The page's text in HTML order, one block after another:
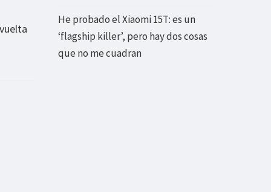
He probado el Xiaomi 15T: es un
‘flagship killer’, pero hay dos cosas
que no me cuadran